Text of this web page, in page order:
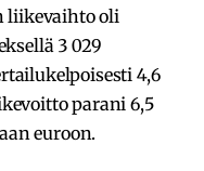
liikevaihto oli
3 029
4,6
parani 6,5
euroon.